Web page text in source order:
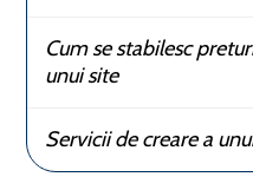
Cum se stabilesc
unui site
Servicii de creare a